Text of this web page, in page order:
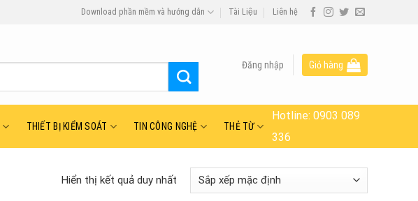
Download phần mềm và hướng dẫn Tài Liệu Liên hệ
Đăng nhập Giỏ hàng
THIẾT BỊ KIỂM SOÁT TIN CÔNG NGHỆ THẺ TỪ
Hotline:0903 089
336
Hiển thị kết quả duy nhất